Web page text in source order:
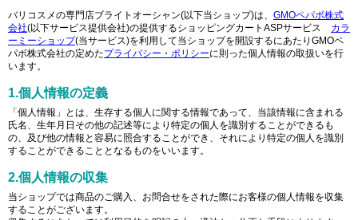
バリコスメの専門店ブライトオーシャン(以下当ショップ)は、 GMOペパボ株式
会社(以下サービス提供会社)の提供するショッピングカートASPサービス カラ
ーミーショップ(当サービス)を利用して当ショップを開設するにあたりGMOペ
パボ株式会社の定めたプライバシー・ポリシーに則った個人情報の取扱いを行
います。
1.個人情報の定義
「個人情報」とは、生存する個人に関する情報であって、当該情報に含まれる
氏名、生年月日その他の記述等により特定の個人を識別することができるも
の、及び他の情報と容易に照合することができ、それにより特定の個人を識別
することができることとなるものをいいます。
2.個人情報の収集
当ショップでは商品のご購入、お問合せをされた際にお客様の個人情報を収集
することがございます。